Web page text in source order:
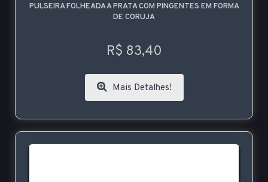
PULSEIRA FOLHEADA A PRATA COM PINGENTES EM FORMA
DE CORUJA
R$ 83,40
Mais Detalhes!